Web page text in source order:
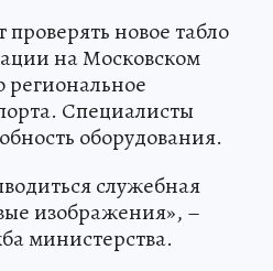
новое табло
на Московском
Специалисты
оборудования.
служебная
изображения», –
министерства.